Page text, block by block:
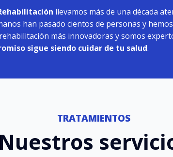
llevamos más de una década
han pasado cientos de personas y
más innovadoras y somos
sigue siendo cuidar de tu salud.
TRATAMIENTOS
Nuestros